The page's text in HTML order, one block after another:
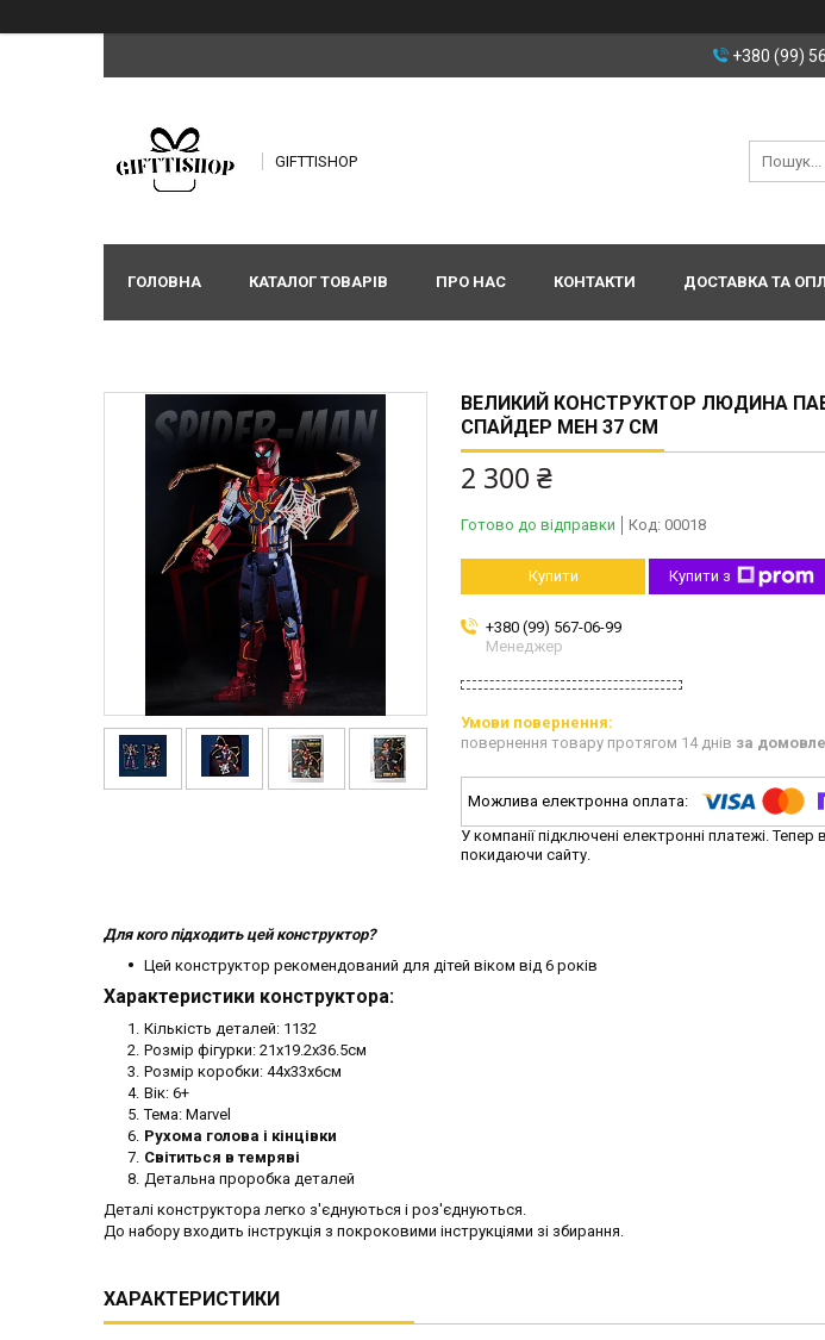
+380 (99)
GIFTTISHOP
ГОЛОВНА КАТАЛОГ ТОВАРІВ ПРО НАС КОНТАКТИ ДОСТАВКА ТА
ВЕЛИКИЙ КОНСТРУКТОР ЛЮДИНА
СПАЙДЕР МЕН 37 СМ
2 300 ₴
Готово до відправки Код: 00018
Купити Купити з
+380 (99) 567-06-99
Менеджер
повернення товару протягом 14 днів за
У компанії підключені електронні платежі.
покидаючи сайту.
Для кого підходить цей конструктор?
Цей конструктор рекомендований для дітей віком від 6 років
Характеристики конструктора:
Кількість деталей: 1132
Розмір фігурки: 21х19.2х36.5см
Розмір коробки: 44х33х6см
Вік: 6+
Тема: Marvel
Рухома голова і кінцівки
Світиться в темряві
Детальна проробка деталей
Деталі конструктора легко з'єднуються і роз'єднуються.
До набору входить інструкція з покроковими інструкціями зі збирання.
ХАРАКТЕРИСТИКИ